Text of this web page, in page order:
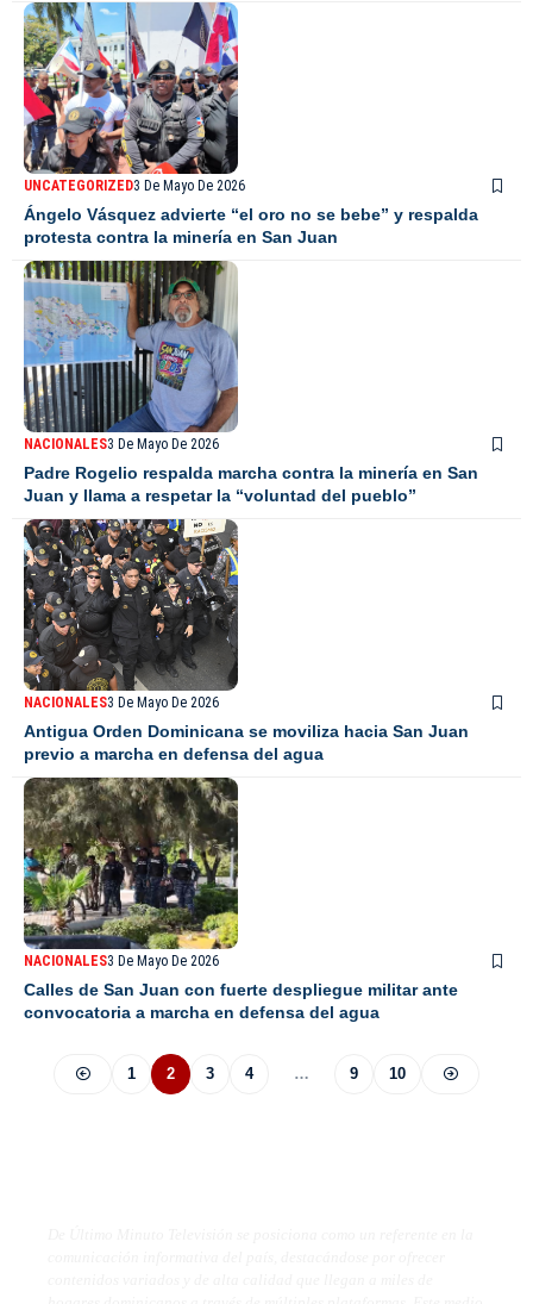
UNCATEGORIZED3 De Mayo De 2026
Ángelo Vásquez advierte “el oro no se bebe” y respalda
protesta contra la minería en San Juan
NACIONALES3 De Mayo De 2026
Padre Rogelio respalda marcha contra la minería en San
Juan y llama a respetar la “voluntad del pueblo”
NACIONALES3 De Mayo De 2026
Antigua Orden Dominicana se moviliza hacia San Juan
previo a marcha en defensa del agua
NACIONALES3 De Mayo De 2026
Calles de San Juan con fuerte despliegue militar ante
convocatoria a marcha en defensa del agua
1 2 3 4 … 9 10